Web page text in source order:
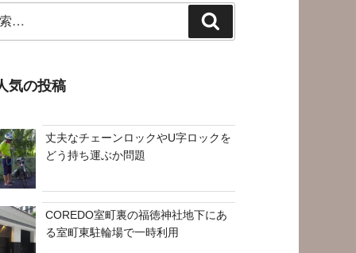
索
気の投稿
丈夫なチェーンロックやU字ロックを
どう持ち運ぶか問題
COREDO室町裏の福徳神社地下にあ
る室町東駐輪場で一時利用